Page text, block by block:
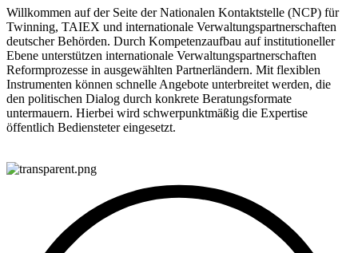
Willkommen auf der Seite der Nationalen Kontaktstelle (NCP) für
Twinning, TAIEX und internationale Verwaltungspartnerschaften
deutscher Behörden. Durch Kompetenzaufbau auf institutioneller
Ebene unterstützen internationale Verwaltungspartnerschaften
Reformprozesse in ausgewählten Partnerländern. Mit flexiblen
Instrumenten können schnelle Angebote unterbreitet werden, die
den politischen Dialog durch konkrete Beratungsformate
untermauern. Hierbei wird schwerpunktmäßig die Expertise
öffentlich Bediensteter eingesetzt.